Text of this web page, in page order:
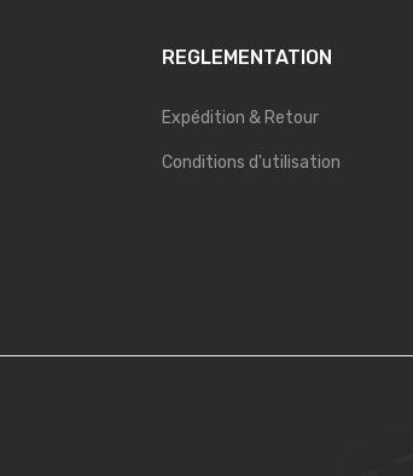
REGLEMENTATION
Expédition & Retour
Conditions d'utilisation